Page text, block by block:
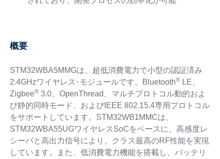
概要
STM32WBA5MMGは、超低消費電力で小型の認証済み
2.4GHzワイヤレス･モジュールです。Bluetooth®LE、
Zigbee®3.0、OpenThread、マルチプロトコル動的およ
び静的同時モード、およびIEEE 802.15.4専用プロトコル
をサポートしています。STM32WB1MMCは、
STM32WBA55UGワイヤレスSoCをベースに、高感度レ
シーバと高出力信号により、クラス最高のRF性能を実現
しています。また、低消費電力機能を搭載し、バッテリ